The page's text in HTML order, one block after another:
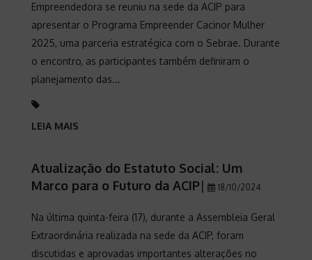
Empreendedora se reuniu na sede da ACIP para
apresentar o Programa Empreender Cacinor Mulher
2025, uma parceria estratégica com o Sebrae. Durante
o encontro, as participantes também definiram o
planejamento das...
LEIA MAIS
Atualização do Estatuto Social: Um
Marco para o Futuro da ACIP| 18/10/2024
Na última quinta-feira (17), durante a Assembleia Geral
Extraordinária realizada na sede da ACIP, foram
discutidas e aprovadas importantes alterações no